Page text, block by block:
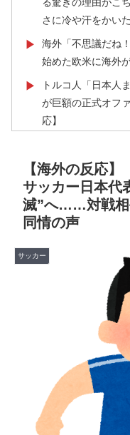
る驚きの理由がこ
さに冷や汗をかい
▶
海外「不思議だね
始めた欧米に海外
▶
トルコ人「日本人
が巨額の正式オフ
応】
ァー！ランスが46
上！現地サポの本
▶ 外国人「初めてト
何？」
▶
日本の食品、買っ
外国人「初めてト
スペインやフラン
【海外の反応】8
→ 「長崎の原爆投
りも焼夷弾爆撃の
【海外の反応】
サッカー日本代
滅”へ……対戦相
同情の声
サッカー